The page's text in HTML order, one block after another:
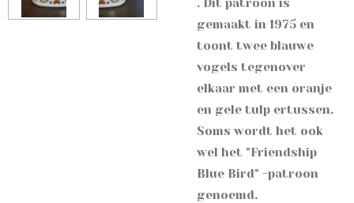
. Dit patroon is
gemaakt in 1975 en
toont twee blauwe
vogels tegenover
elkaar met een oranje
en gele tulp ertussen.
Soms wordt het ook
wel het "Friendship
Blue Bird" -patroon
genoemd.